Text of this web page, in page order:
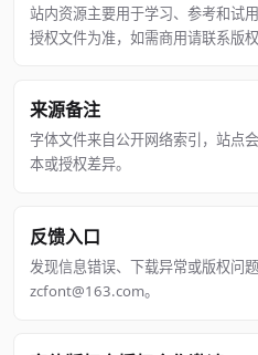
站内资源主要用于学习、参考和试
授权文件为准，如需商用请联系版权
来源备注
字体文件来自公开网络索引，站点
本或授权差异。
反馈入口
发现信息错误、下载异常或版权问
zcfont@163.com。